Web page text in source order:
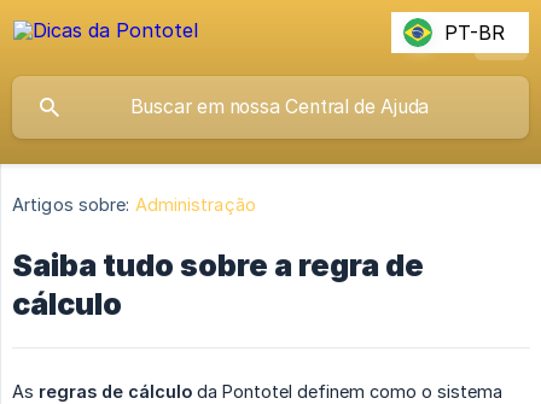
Artigos sobre: Administração
Saiba tudo sobre a regra de
cálculo
As regras de cálculo da Pontotel definem como o sistema
PT-BR